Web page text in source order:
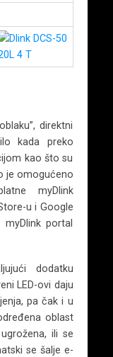
direktni
kada preko
kao što su
je omogućeno
myDlink
u i Google
portal
dodatku
LED-ovi daju
pa čak i u
oblast
ili se
se šalje e-